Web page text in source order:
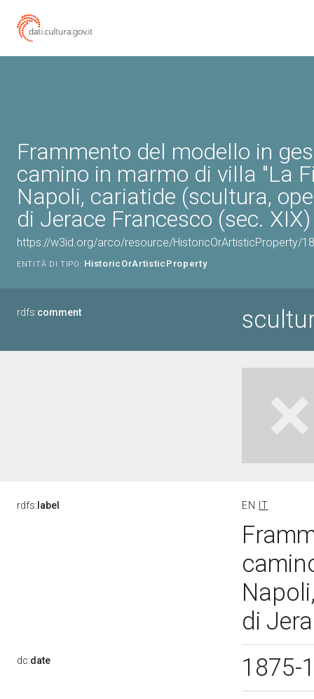
Frammento del modello in
camino in marmo di villa "La
Napoli, cariatide (scultura,
di Jerace Francesco (sec. XIX)
https://w3id.org/arco/resource/HistoricOrArtisticProperty/
ENTITÀ DI TIPO: HistoricOrArtisticProperty
rdfs:comment
rdfs: label EN IT
di
dc:date 1875-